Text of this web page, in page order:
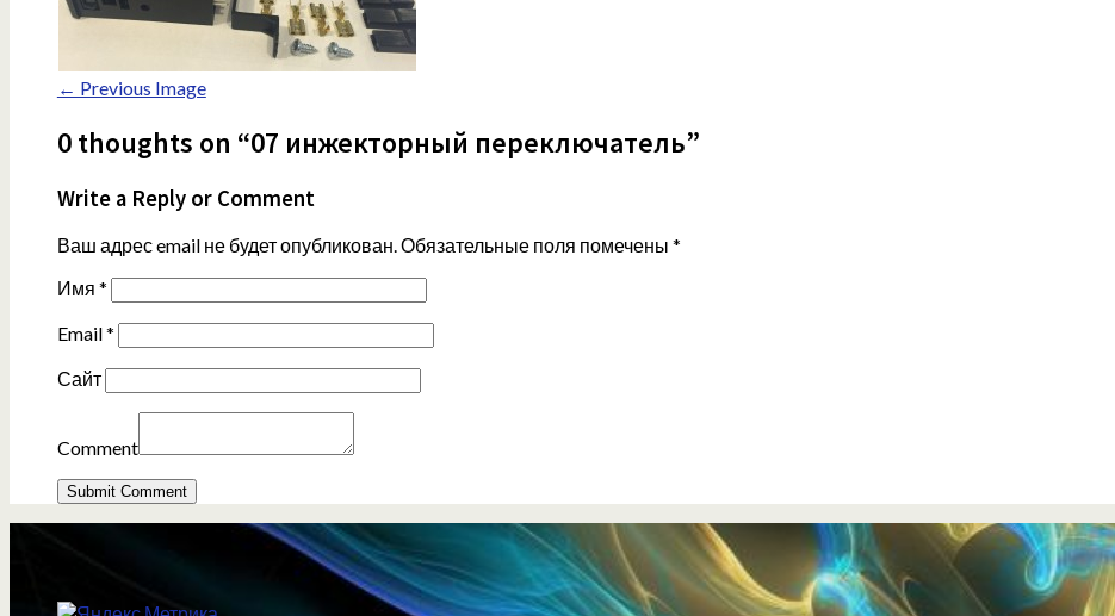
← Previous Image
0 thoughts on “07 инжекторный переключатель”
Write a Reply or Comment
Ваш адрес email не будет опубликован.Обязательные поля помечены *
Имя *
Email*
Сайт
Comment